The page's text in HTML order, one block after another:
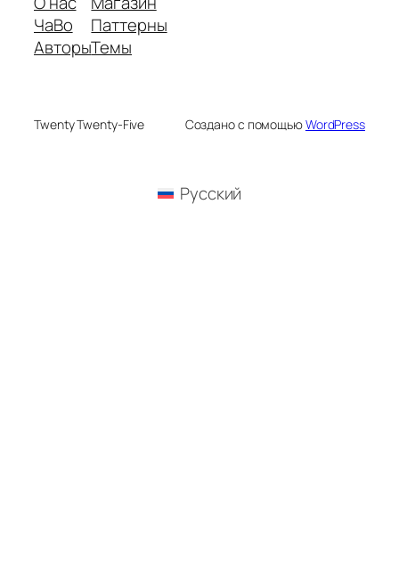
ЧаВо
Авторы
Паттерны
Темы
Twenty Twenty-Five Создано с помощьюWordPress
Русский